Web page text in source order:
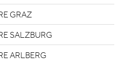
GRAZ
SALZBURG
ARLBERG